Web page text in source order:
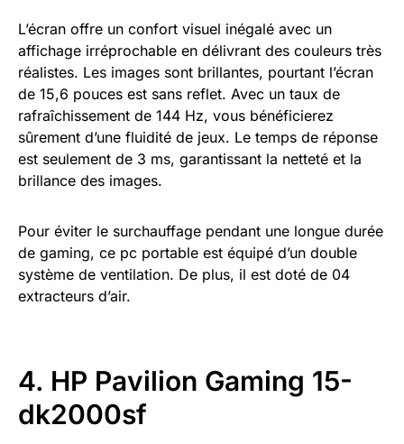
L’écran offre un confort visuel inégalé avec un
affichage irréprochable en délivrant des couleurs très
réalistes. Les images sont brillantes, pourtant l’écran
de 15,6 pouces est sans reflet. Avec un taux de
rafraîchissement de 144 Hz, vous bénéficierez
sûrement d’une fluidité de jeux. Le temps de réponse
est seulement de 3 ms, garantissant la netteté et la
brillance des images.
Pour éviter le surchauffage pendant une longue durée
de gaming, ce pc portable est équipé d’un double
système de ventilation. De plus, il est doté de 04
extracteurs d’air.
4. HP Pavilion Gaming 15-
dk2000sf